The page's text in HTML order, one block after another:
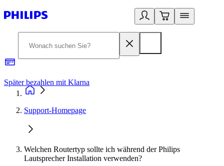
Später bezahlen mit Klarna
Support-Homepage
Welchen Routertyp sollte ich während der Philips
Lautsprecher Installation verwenden?